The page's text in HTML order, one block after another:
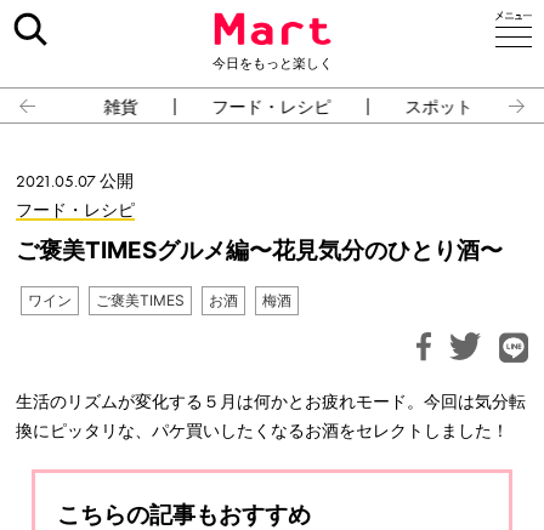
今日をもっと楽しく
雑貨 フード・レシピ スポット
2021.05.07 公開
フード・レシピ
ご褒美TIMESグルメ編〜花見気分のひとり酒〜
ワイン ご褒美TIMES お酒 梅酒
生活のリズムが変化する５月は何かとお疲れモード。今回は気分転
換にピッタリな、パケ買いしたくなるお酒をセレクトしました！
こちらの記事もおすすめ